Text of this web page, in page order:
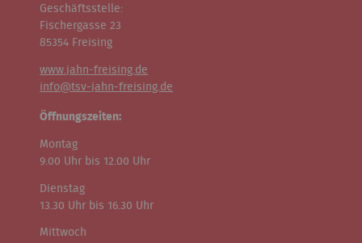
Geschäftsstelle:
Fischergasse 23
85354 Freising
www.jahn-freising.de
info@tsv-jahn-freising.de
Öffnungszeiten:
Montag
9.00 Uhr bis 12.00 Uhr
Dienstag
13.30 Uhr bis 16.30 Uhr
Mittwoch